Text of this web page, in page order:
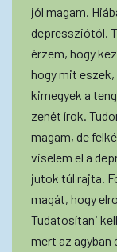
jól magam.
depressziótól.
érzem, hogy
hogy mit
kimegyek a
zenét írok.
magam, de
viselem el a
jutok túl rajta.
magát, hogy
Tudatosítani
mert az agyban